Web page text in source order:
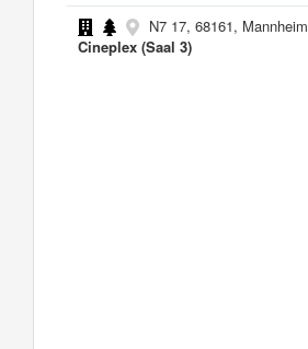
N7 17, 68161, Mannheim
Cineplex (Saal 3)